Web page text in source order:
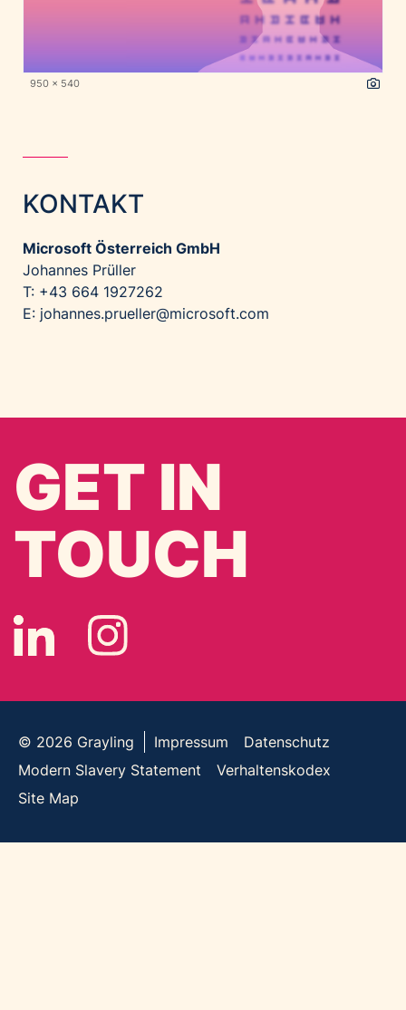
950 x 540
KONTAKT
Microsoft Österreich GmbH
Johannes Prüller
T: +43 664 1927262
E: johannes.prueller@microsoft.com
GET IN
TOUCH
© 2026 Grayling Impressum
Datenschutz
Modern Slavery Statement
Verhaltenskodex
Site Map